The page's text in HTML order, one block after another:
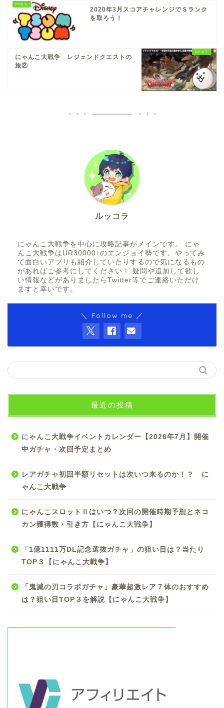
2020年3月スコアチャレンジでＳランク
を取ろう！
にゃんこ大戦争 レジェンドクエストの
旅②
ルッコラ
にゃんこ大戦争を中心に攻略記事がメインです。 にゃ
んこ大戦争はUR30000↑のエンジョイ勢です。やってみ
て面白いアプリも紹介していたりするので気になるもの
があればご参考にしてください！ 疑問や追加して欲し
い情報などがありましたらTwitter等でご連絡いただけ
ますと幸いです。
＼ Follow me ／
最近の投稿
にゃんこ大戦争イベントカレンダー【2026年7月】開催
中ガチャ・次回予定まとめ
レアガチャ初回半額リセットは次いつ来るのか！？ に
ゃんこ大戦争
にゃんこスロットⅡはいつ？次回の開催時期予想とネコ
カン獲得数・引き方【にゃんこ大戦争】
「1億1111万DL記念選抜ガチャ」の狙い目は？当たり
TOP３【にゃんこ大戦争】
「鬼滅の刃コラボガチャ」豪華超激レア７体のおすすめ
は？狙い目TOP３を解説【にゃんこ大戦争】